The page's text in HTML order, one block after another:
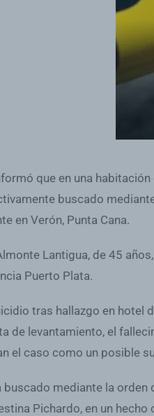
que en una
buscado
en Verón, Punta Cana.
Lantigua, de 45
Puerto Plata.
tras hallazgo en hotel
de levantamiento, el
el caso como un posible
buscado mediante la
Pichardo, en un